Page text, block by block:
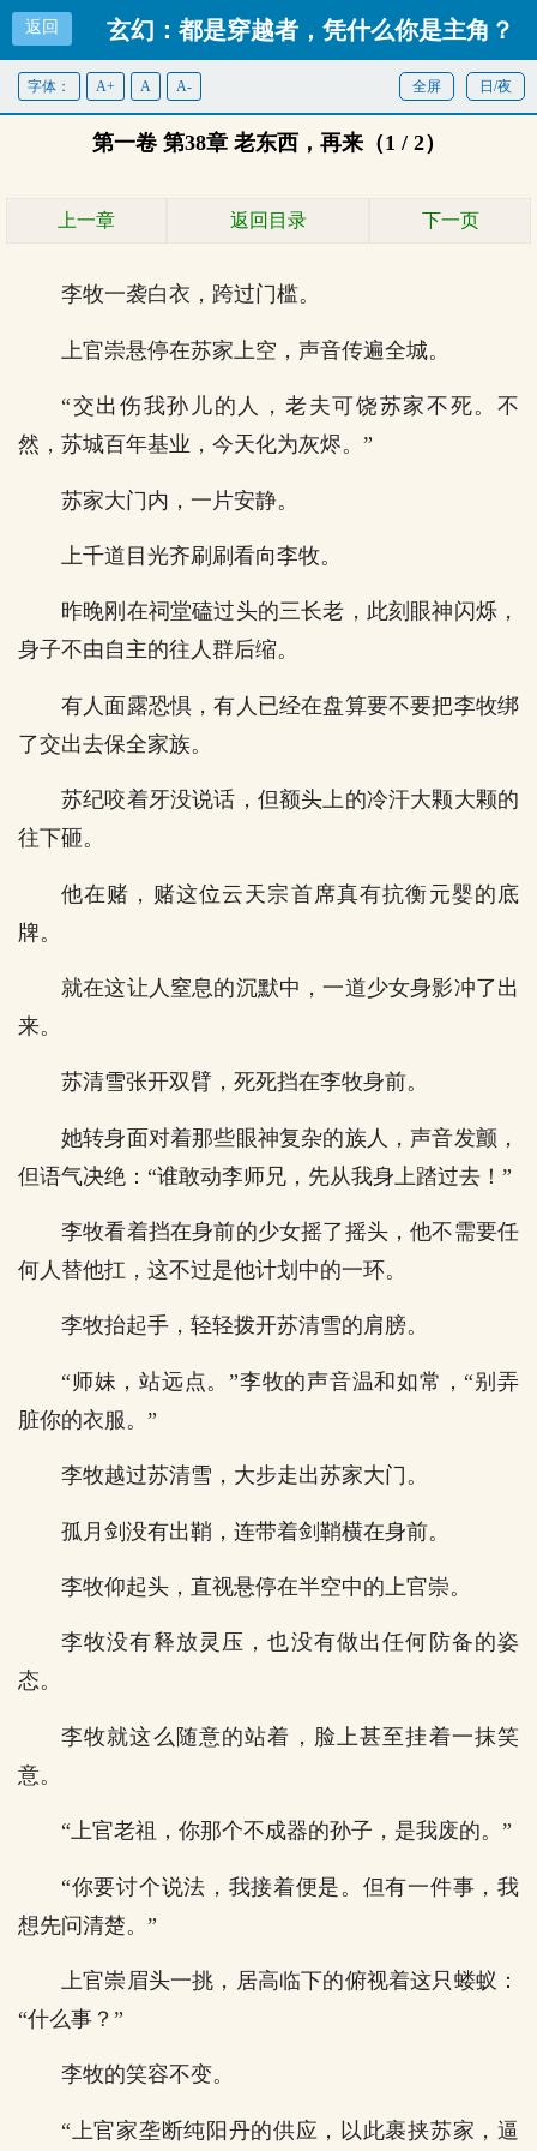
返回 玄幻：都是穿越者，凭什么你是主角？
首页
日/夜
全屏
字体： A+ A A-
第一卷 第38章 老东西，再来（1 / 2）
上一章 返回目录 下一页
李牧一袭白衣，跨过门槛。
上官崇悬停在苏家上空，声音传遍全城。
“交出伤我孙儿的人，老夫可饶苏家不死。不
然，苏城百年基业，今天化为灰烬。”
苏家大门内，一片安静。
上千道目光齐刷刷看向李牧。
昨晚刚在祠堂磕过头的三长老，此刻眼神闪烁，
身子不由自主的往人群后缩。
有人面露恐惧，有人已经在盘算要不要把李牧绑
了交出去保全家族。
苏纪咬着牙没说话，但额头上的冷汗大颗大颗的
往下砸。
他在赌，赌这位云天宗首席真有抗衡元婴的底
牌。
就在这让人窒息的沉默中，一道少女身影冲了出
来。
苏清雪张开双臂，死死挡在李牧身前。
她转身面对着那些眼神复杂的族人，声音发颤，
但语气决绝：“谁敢动李师兄，先从我身上踏过去！”
李牧看着挡在身前的少女摇了摇头，他不需要任
何人替他扛，这不过是他计划中的一环。
李牧抬起手，轻轻拨开苏清雪的肩膀。
“师妹，站远点。”李牧的声音温和如常，“别弄
脏你的衣服。”
李牧越过苏清雪，大步走出苏家大门。
孤月剑没有出鞘，连带着剑鞘横在身前。
李牧仰起头，直视悬停在半空中的上官崇。
李牧没有释放灵压，也没有做出任何防备的姿
态。
李牧就这么随意的站着，脸上甚至挂着一抹笑
意。
“上官老祖，你那个不成器的孙子，是我废的。”
“你要讨个说法，我接着便是。但有一件事，我
想先问清楚。”
上官崇眉头一挑，居高临下的俯视着这只蝼蚁：
“什么事？”
李牧的笑容不变。
“上官家垄断纯阳丹的供应，以此裹挟苏家，逼